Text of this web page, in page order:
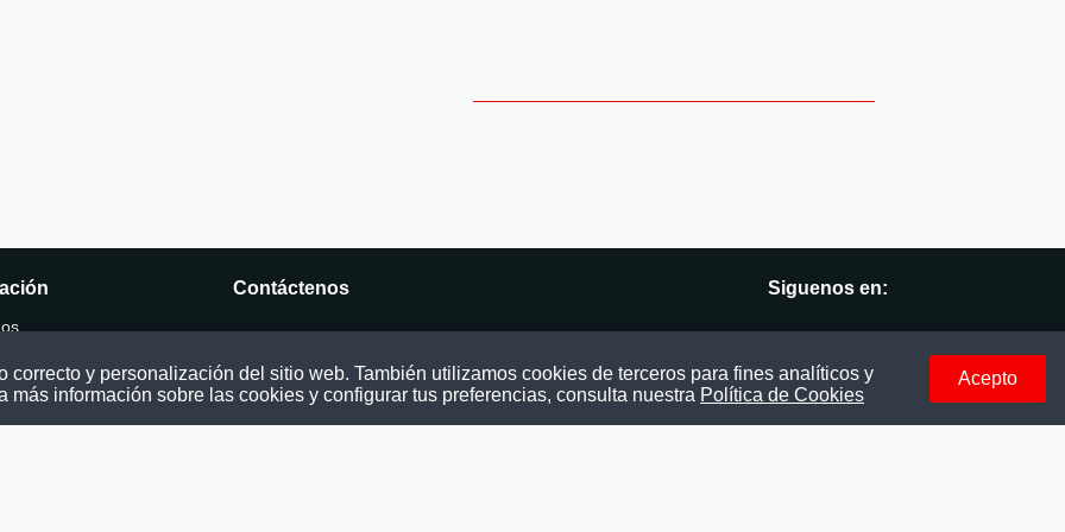
Contáctenos
contacto@convocatoriasdetrabajo.com
Siguenos en:
Instagram
y personalización del sitio web. También utilizamos cookies de terceros para fines analíticos y
información sobre las cookies y configurar tus preferencias, consulta nuestra Política de Cookies
Acepto